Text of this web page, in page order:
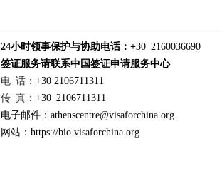
24小时领事保护与协助电话：+30 2160036690
签证服务请联系中国签证申请服务中心
电 话： +30 2106711311
传 真： +30 2106711311
电子邮件：athenscentre@visaforchina.org
网站：https://bio.visaforchina.org